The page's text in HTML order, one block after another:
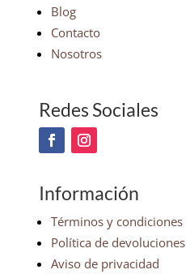
Blog
Contacto
Nosotros
Redes Sociales
Información
Términos y condiciones
Política de devoluciones
Aviso de privacidad